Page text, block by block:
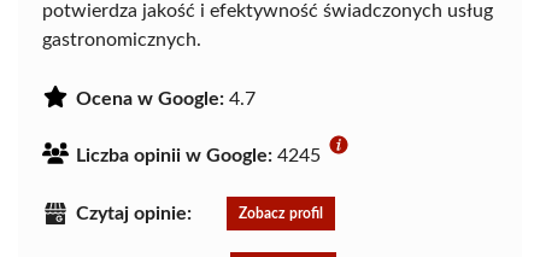
potwierdza jakość i efektywność świadczonych usług
gastronomicznych.
Ocena w Google: 4.7
Liczba opinii w Google: 4245
Czytaj opinie: Zobacz profil